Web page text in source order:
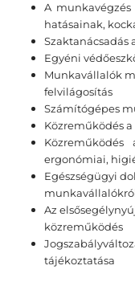
A munkavégzés
hatásainak,
Szaktanácsadás
Egyéni
Munkavállalók
felvilágosítás
Számítógépes
Közreműködés
Közreműködés
ergonómiai,
Egészségügyi
Az
közreműködés
tájékoztatása